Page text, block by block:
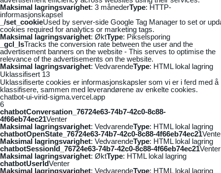
Maksimal lagringsvarighet: 3 månederType: HTTP-
informasjonskapsel
_/set_cookieUsed by server-side Google Tag Manager to set or
cookies required for analytics or marketing tags.
Maksimal lagringsvarighet: ØktType: Pikselsporing
_gcl_lsTracks the conversion rate between the user and the
advertisement banners on the website - This serves to optimise the
relevance of the advertisements on the website.
Maksimal lagringsvarighet: VedvarendeType: HTML lokal lagring
Uklassifisert 13
Uklassifiserte cookies er informasjonskapsler som vi er i ferd med å
klassifisere, sammen med leverandørene av enkelte cookies.
chatbot-ui-virid-sigma.vercel.app
6
chatbotConversation_76724e63-74b7-42c0-8c88-
4f66eb74ec21Venter
Maksimal lagringsvarighet: VedvarendeType: HTML lokal lagring
chatbotOpenState_76724e63-74b7-42c0-8c88-4f66eb74ec21
Maksimal lagringsvarighet: VedvarendeType: HTML lokal lagring
chatbotSessionId_76724e63-74b7-42c0-8c88-4f66eb74ec21Venter
Maksimal lagringsvarighet: ØktType: HTML lokal lagring
chatbotUserIdVenter
Maksimal lagringsvarighet: VedvarendeType: HTML lokal lagring